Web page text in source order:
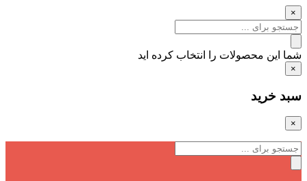
×
شما این محصولات را انتخاب کرده اید
×
سبد خرید
×